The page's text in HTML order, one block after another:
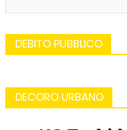
DEBITO PUBBLICO
DECORO URBANO